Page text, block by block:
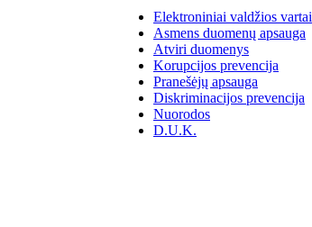
Elektroniniai valdžios vartai
Asmens duomenų apsauga
Atviri duomenys
Korupcijos prevencija
Pranešėjų apsauga
Diskriminacijos prevencija
Nuorodos
D.U.K.